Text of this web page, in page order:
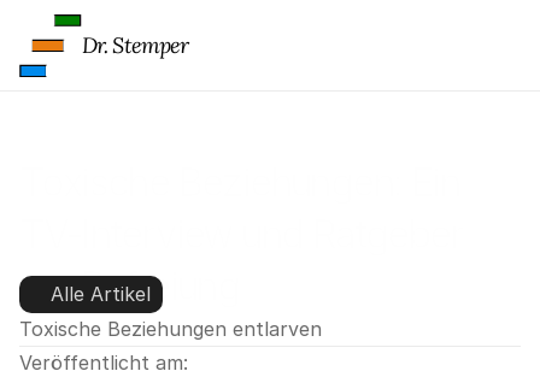
zur Befreiung
Alle Artikel
Toxische Beziehungen entlarven
Veröffentlicht am:
Dr. Stemper
e
r
p
s
-
K